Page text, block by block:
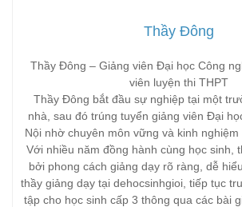
Thầy Đông
Thầy Đông – Giảng viên Đại học Công
viên luyện thi THPT
Thầy Đông bắt đầu sự nghiệp tại một
nhà, sau đó trúng tuyển giảng viên Đại
Nội nhờ chuyên môn vững và kinh nghiệm
Với nhiều năm đồng hành cùng học sinh,
bởi phong cách giảng dạy rõ ràng, dễ
thầy giảng dạy tại dehocsinhgioi, tiếp tục
tập cho học sinh cấp 3 thông qua các bài